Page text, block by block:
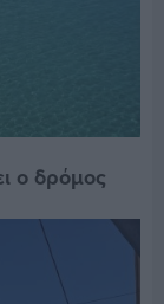
ο δρόμος